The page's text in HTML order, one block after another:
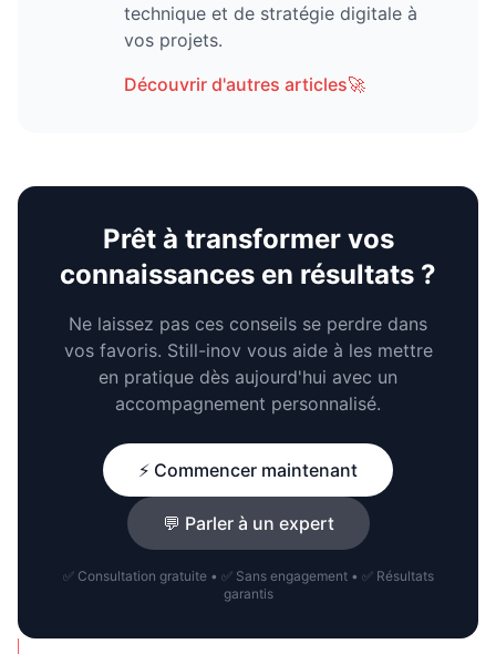
technique et de stratégie digitale à
vos projets.
Découvrir d'autres articles🚀
Prêt à transformer vos
connaissances en résultats ?
Ne laissez pas ces conseils se perdre dans
vos favoris. Still-inov vous aide à les mettre
en pratique dès aujourd'hui avec un
accompagnement personnalisé.
⚡ Commencer maintenant
💬 Parler à un expert
✅ Consultation gratuite • ✅ Sans engagement • ✅ Résultats
garantis